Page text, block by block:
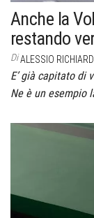
Anche la
restando
DiALESSIO RICHIARDI
E’ già capitato di
Ne è un esempio